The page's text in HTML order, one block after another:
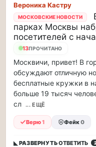
Терапевт
ВСК
дал
совет
дачникам:
«сердечникам»
можно
находится
на
жаре
не
более
20
минут
Вероника Кастру
МОСКОВСКИЕ НОВОСТИ
парках Москвы
посетителей с
13ПРОЧИТАНО
Москвичи, привет! В
обсуждают отличную
бесплатные кружки в
больше 19 тысяч
сл
... ЕЩЁ
Верю1 Фейк0
◣ РАЗВЕРНУТЬОТВЕТИТЬ